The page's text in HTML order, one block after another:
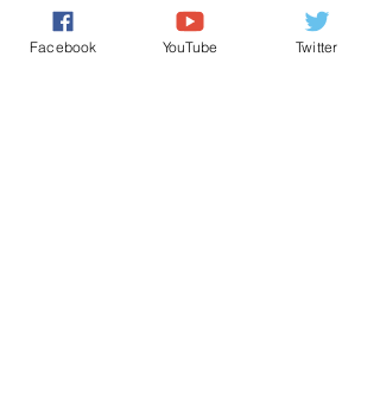
الدراسية على نفقة أبو ظبي بحضور حاكم
الولاية
Facebook YouTube Twitter